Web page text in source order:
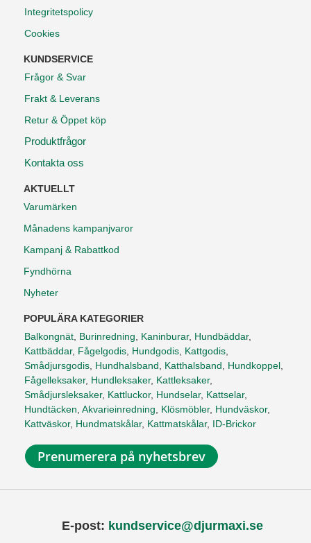
Integritetspolicy
Cookies
KUNDSERVICE
Frågor & Svar
Frakt & Leverans
Retur & Öppet köp
Produktfrågor
Kontakta oss
AKTUELLT
Varumärken
Månadens kampanjvaror
Kampanj & Rabattkod
Fyndhörna
Nyheter
POPULÄRA KATEGORIER
Balkongnät, Burinredning, Kaninburar, Hundbäddar,
Kattbäddar, Fågelgodis, Hundgodis, Kattgodis,
Smådjursgodis, Hundhalsband, Katthalsband, Hundkoppel,
Fågelleksaker, Hundleksaker, Kattleksaker,
Smådjursleksaker, Kattluckor, Hundselar, Kattselar,
Hundtäcken, Akvarieinredning, Klösmöbler, Hundväskor,
Kattväskor, Hundmatskålar, Kattmatskålar, ID-Brickor
Prenumerera på nyhetsbrev
E-post: kundservice@djurmaxi.se